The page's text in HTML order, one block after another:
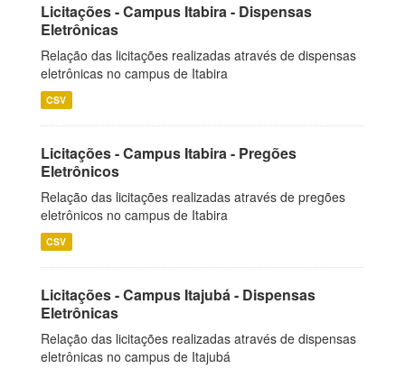
Licitações - Campus Itabira - Dispensas
Eletrônicas
Relação das licitações realizadas através de dispensas
eletrônicas no campus de Itabira
CSV
Licitações - Campus Itabira - Pregões
Eletrônicos
Relação das licitações realizadas através de pregões
eletrônicos no campus de Itabira
CSV
Licitações - Campus Itajubá - Dispensas
Eletrônicas
Relação das licitações realizadas através de dispensas
eletrônicas no campus de Itajubá